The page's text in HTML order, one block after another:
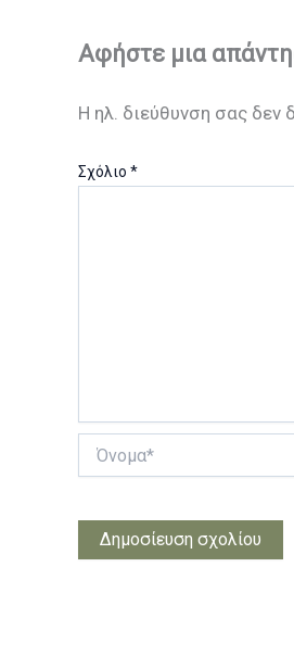
Αφήστε μια
Η ηλ. διεύθυνση σας δεν
Σχόλιο *